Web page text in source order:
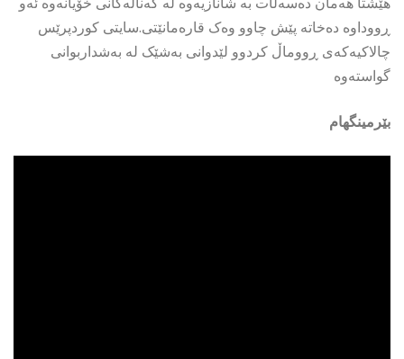
ڕووداوە دەخاتە پێش چاوو وەک قارەمانێتی.سایتى کوردپرێس
چالاکیەکەى ڕووماڵ کردوو لێدوانى بەشێک لە بەشداربوانى
گواستەوە
بێرمینگهام